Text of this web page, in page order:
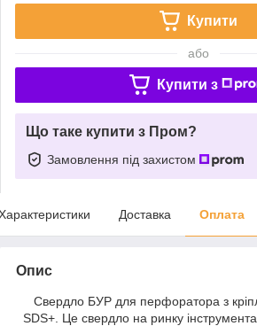
Купити
або
Купити з
Що таке купити з Пром?
Замовлення під захистом
Доставка Оплата
Опис
Свердло БУР для перфоратора з
SDS+. Це свердло на ринку